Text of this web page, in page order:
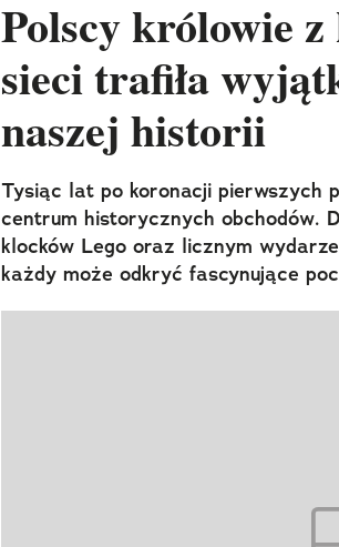
Polscy królowie
sieci trafiła
naszej historii
Tysiąc lat po koronacji pierwszych
centrum historycznych obchodów.
klocków Lego oraz licznym
każdy może odkryć fascynujące